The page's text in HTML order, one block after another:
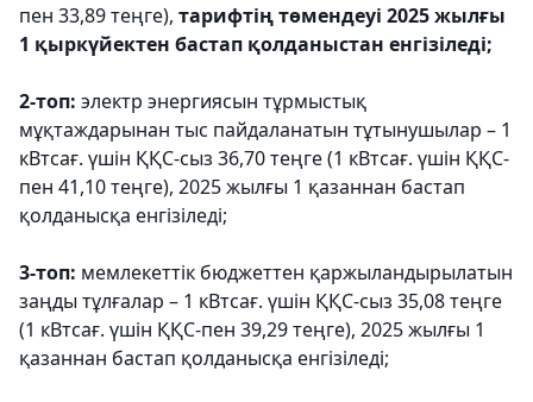
пен 33,89 теңге), тарифтің төмендеуі 2025 жылғы
1 қыркүйектен бастап қолданыстан енгізіледі;
2-топ: электр энергиясын тұрмыстық
мұқтаждарынан тыс пайдаланатын тұтынушылар – 1
кВтсағ. үшін ҚҚС-сыз 36,70 теңге (1 кВтсағ. үшін ҚҚС-
пен 41,10 теңге), 2025 жылғы 1 қазаннан бастап
қолданысқа енгізіледі;
3-топ: мемлекеттік бюджеттен қаржыландырылатын
заңды тұлғалар – 1 кВтсағ. үшін ҚҚС-сыз 35,08 теңге
(1 кВтсағ. үшін ҚҚС-пен 39,29 теңге), 2025 жылғы 1
қазаннан бастап қолданысқа енгізіледі;